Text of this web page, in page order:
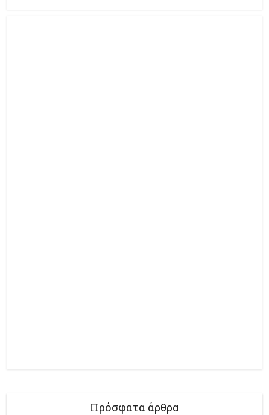
Πρόσφατα άρθρα